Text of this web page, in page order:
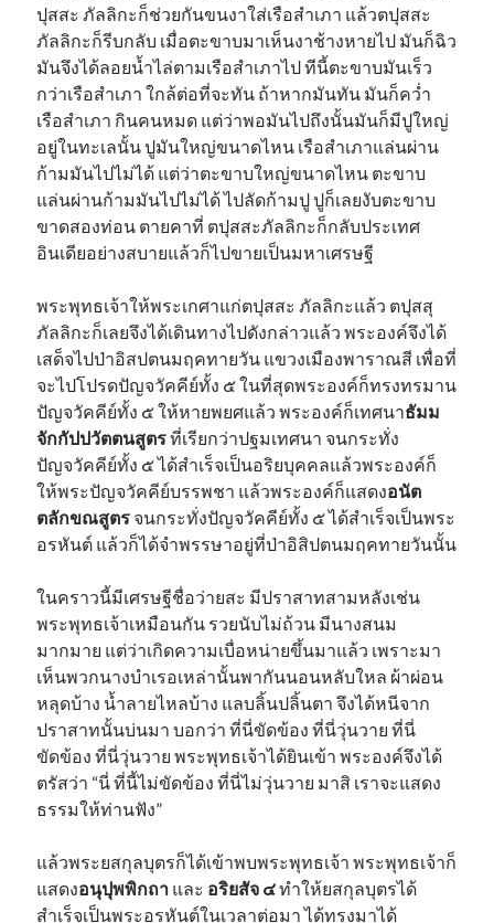
ปุสสะ ภัลลิกะก็ช่วยกันขนงาใส่เรือสำเภา แล้วตปุสสะ
ภัลลิกะก็รีบกลับ เมื่อตะขาบมาเห็นงาช้างหายไป มันก็ฉิว
มันจึงได้ลอยน้ำไล่ตามเรือสำเภาไป ทีนี้ตะขาบมันเร็ว
กว่าเรือสำเภา ใกล้ต่อที่จะทัน ถ้าหากมันทัน มันก็คว่ำ
เรือสำเภา กินคนหมด แต่ว่าพอมันไปถึงนั้นมันก็มีปูใหญ่
อยู่ในทะเลนั้น ปูมันใหญ่ขนาดไหน เรือสำเภาแล่นผ่าน
ก้ามมันไปไม่ได้ แต่ว่าตะขาบใหญ่ขนาดไหน ตะขาบ
แล่นผ่านก้ามมันไปไม่ได้ ไปลัดก้ามปู ปูก็เลยงับตะขาบ
ขาดสองท่อน ตายคาที่ ตปุสสะภัลลิกะก็กลับประเทศ
อินเดียอย่างสบายแล้วก็ไปขายเป็นมหาเศรษฐี
พระพุทธเจ้าให้พระเกศาแก่ตปุสสะ ภัลลิกะแล้ว ตปุสสุ
ภัลลิกะก็เลยจึงได้เดินทางไปดังกล่าวแล้ว พระองค์จึงได้
เสด็จไปป่าอิสปตนมฤคทายวัน แขวงเมืองพาราณสี เพื่อที่
จะไปโปรดปัญจวัคคีย์ทั้ง ๕ ในที่สุดพระองค์ก็ทรงทรมาน
ปัญจวัคคีย์ทั้ง ๕ ให้หายพยศแล้ว พระองค์ก็เทศนาธัมม
จักกัปปวัตตนสูตรที่เรียกว่าปฐมเทศนา จนกระทั่ง
ปัญจวัคคีย์ทั้ง ๕ ได้สำเร็จเป็นอริยบุคคลแล้วพระองค์ก็
ให้พระปัญจวัคคีย์บรรพชา แล้วพระองค์ก็แสดงอนัต
ตลักขณสูตร จนกระทั่งปัญจวัคคีย์ทั้ง ๕ ได้สำเร็จเป็นพระ
อรหันต์ แล้วก็ได้จำพรรษาอยู่ที่ป่าอิสิปตนมฤคทายวันนั้น
ในคราวนี้มีเศรษฐีชื่อว่ายสะ มีปราสาทสามหลังเช่น
พระพุทธเจ้าเหมือนกัน รวยนับไม่ถ้วน มีนางสนม
มากมาย แต่ว่าเกิดความเบื่อหน่ายขึ้นมาแล้ว เพราะมา
เห็นพวกนางบำเรอเหล่านั้นพากันนอนหลับใหล ผ้าผ่อน
หลุดบ้าง น้ำลายไหลบ้าง แลบลิ้นปลิ้นตา จึงได้หนีจาก
ปราสาทนั้นบ่นมา บอกว่า ที่นี่ขัดข้อง ที่นี่วุ่นวาย ที่นี่
ขัดข้อง ที่นี่วุ่นวาย พระพุทธเจ้าได้ยินเข้า พระองค์จึงได้
ตรัสว่า “นี่ ที่นี้ไม่ขัดข้อง ที่นี่ไม่วุ่นวาย มาสิ เราจะแสดง
ธรรมให้ท่านฟัง”
แล้วพระยสกุลบุตรก็ได้เข้าพบพระพุทธเจ้า พระพุทธเจ้าก็
แสดงอนุปุพพิกถา และ อริยสัจ ๔ทำให้ยสกุลบุตรได้
สำเร็จเป็นพระอรหันต์ในเวลาต่อมา ได้ทรงมาได้